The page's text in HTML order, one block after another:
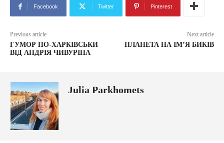
Facebook Twitter Pinterest
Previous article
ГУМОР ПО-ХАРКІВСЬКИ
ВІД АНДРІЯ ЧИВУРІНА
Next article
ПЛАНЕТА НА ІМ’Я БИКІВ
Julia Parkhomets